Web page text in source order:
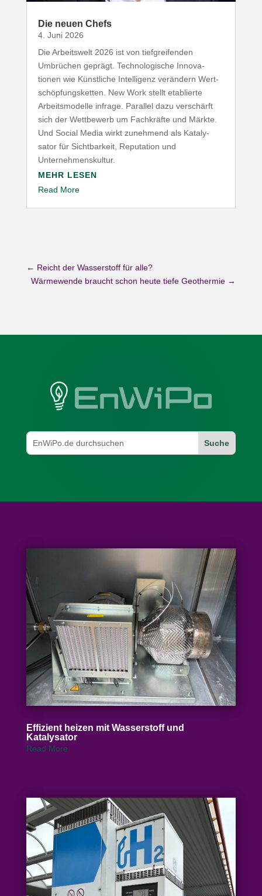
Die neuen Chefs
4. Juni 2026
Die Arbeitswelt 2026 ist von tief­grei­fenden
Umbrüchen geprägt. Tech­no­lo­gische Inno­va­
tionen wie Künst­liche Intel­ligenz verändern Wert­
schöp­fungs­ketten. New Work stellt etablierte
Arbeits­mo­delle infrage. Parallel dazu verschärft
sich der Wett­bewerb um Fach­kräfte und Märkte.
Und Social Media wirkt zunehmend als Kata­ly­
sator für Sicht­barkeit, Repu­tation und
Unternehmenskultur.
MEHR LESEN
Read More
← Reicht der Wasserstoff für alle?
Wärmewende braucht schon heute tiefe Geothermie →
Effizient heizen mit Wasser­stoff und
Katalysator
Read More